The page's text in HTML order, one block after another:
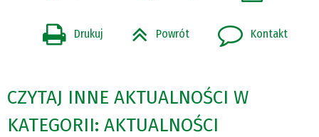
Drukuj Powrót Kontakt
CZYTAJ INNE AKTUALNOŚCI W
KATEGORII: AKTUALNOŚCI